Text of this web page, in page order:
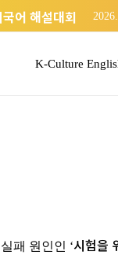
어 해설대회
K-Culture
패 원인인 ‘시험을